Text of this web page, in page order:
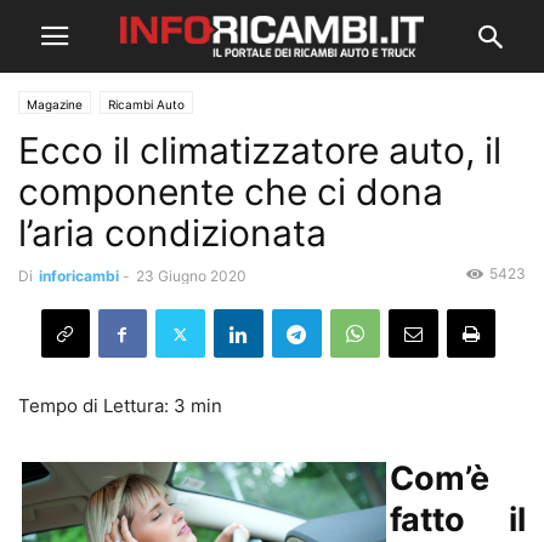
Magazine Ricambi Auto
Ecco il climatizzatore auto, il
componente che ci dona
l’aria condizionata
Di inforicambi - 23 Giugno 2020 5423
Com’è
fatto il